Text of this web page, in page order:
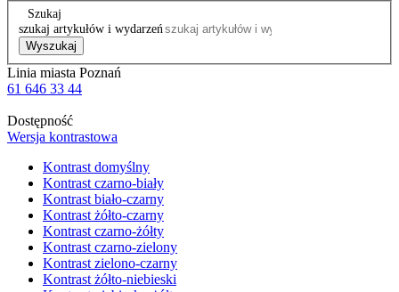
Szukaj
szukaj artykułów i wydarzeń
Wyszukaj
Linia miasta Poznań
61 646 33 44
Dostępność
Wersja kontrastowa
Kontrast domyślny
Kontrast czarno-biały
Kontrast biało-czarny
Kontrast żółto-czarny
Kontrast czarno-żółty
Kontrast czarno-zielony
Kontrast zielono-czarny
Kontrast żółto-niebieski